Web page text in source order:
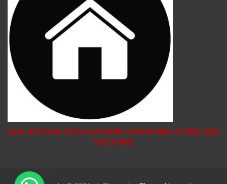
ANA SAYFAYA VEYA SAYFANIN YUKARISINA GİTMEK İÇİN
TIKLAYINIZ